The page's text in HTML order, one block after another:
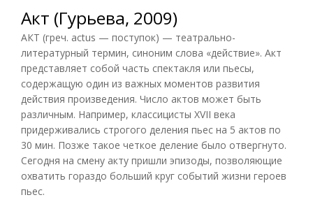
Акт (Гурьева, 2009)
АКТ (греч. actus — поступок) — театрально-
литературный термин, синоним слова «действие». Акт
представляет собой часть спектакля или пьесы,
содержащую один из важных моментов развития
действия произведения. Число актов может быть
различным. Например, классицисты XVII века
придерживались строгого деления пьес на 5 актов по
30 мин. Позже такое четкое деление было отвергнуто.
Сегодня на смену акту пришли эпизоды, позволяющие
охватить гораздо больший круг событий жизни героев
пьес.